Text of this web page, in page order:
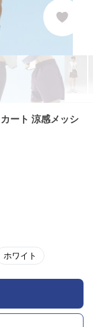
ート 涼感メッシ
ホワイト